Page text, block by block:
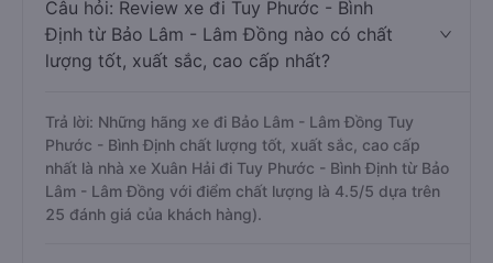
Câu hỏi: Review xe đi Tuy Phước - Bình
Định từ Bảo Lâm - Lâm Đồng nào có chất
lượng tốt, xuất sắc, cao cấp nhất?
Trả lời: Những hãng xe đi Bảo Lâm - Lâm Đồng Tuy
Phước - Bình Định chất lượng tốt, xuất sắc, cao cấp
nhất là nhà xe Xuân Hải đi Tuy Phước - Bình Định từ Bảo
Lâm - Lâm Đồng với điểm chất lượng là 4.5/5 dựa trên
25 đánh giá của khách hàng).